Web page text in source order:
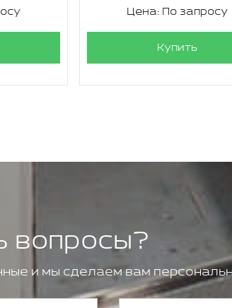
Цена: По запросу
Купить
вопросы?
и мы сделаем вам